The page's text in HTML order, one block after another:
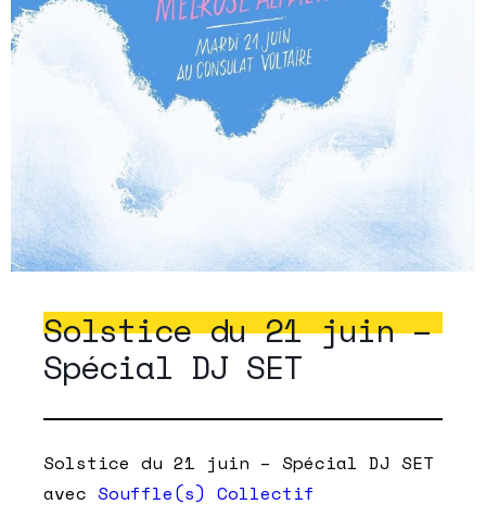
Solstice du 21 juin –
Spécial DJ SET
Solstice du 21 juin – Spécial DJ SET
avec Souffle(s) Collectif